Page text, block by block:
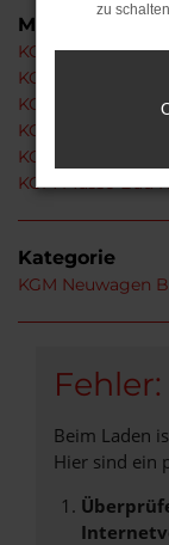
Modelle
KGM Actyon Bad
KGM Korando
KGM Rexton Bad
KGM Tivoli Bad
KGM Torres Bad
KGM Musso Bad
Kategorie
KGM Neuwagen
Beim Laden
Hier sind ein
zu